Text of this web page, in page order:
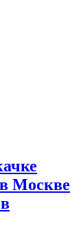
Москве